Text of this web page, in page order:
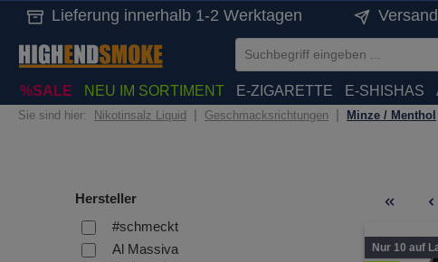
Zur Hauptnavigation springen
Lieferung innerhalb 1-2 Werktagen
%SALE NEU IM SORTIMENT E-ZIGARETTE E-SHISHAS
Sie sind hier: Nikotinsalz Liquid | Geschmacksrichtungen | Minze / Menthol
Hersteller
#schmeckt
Al Massiva
Nur 10 auf